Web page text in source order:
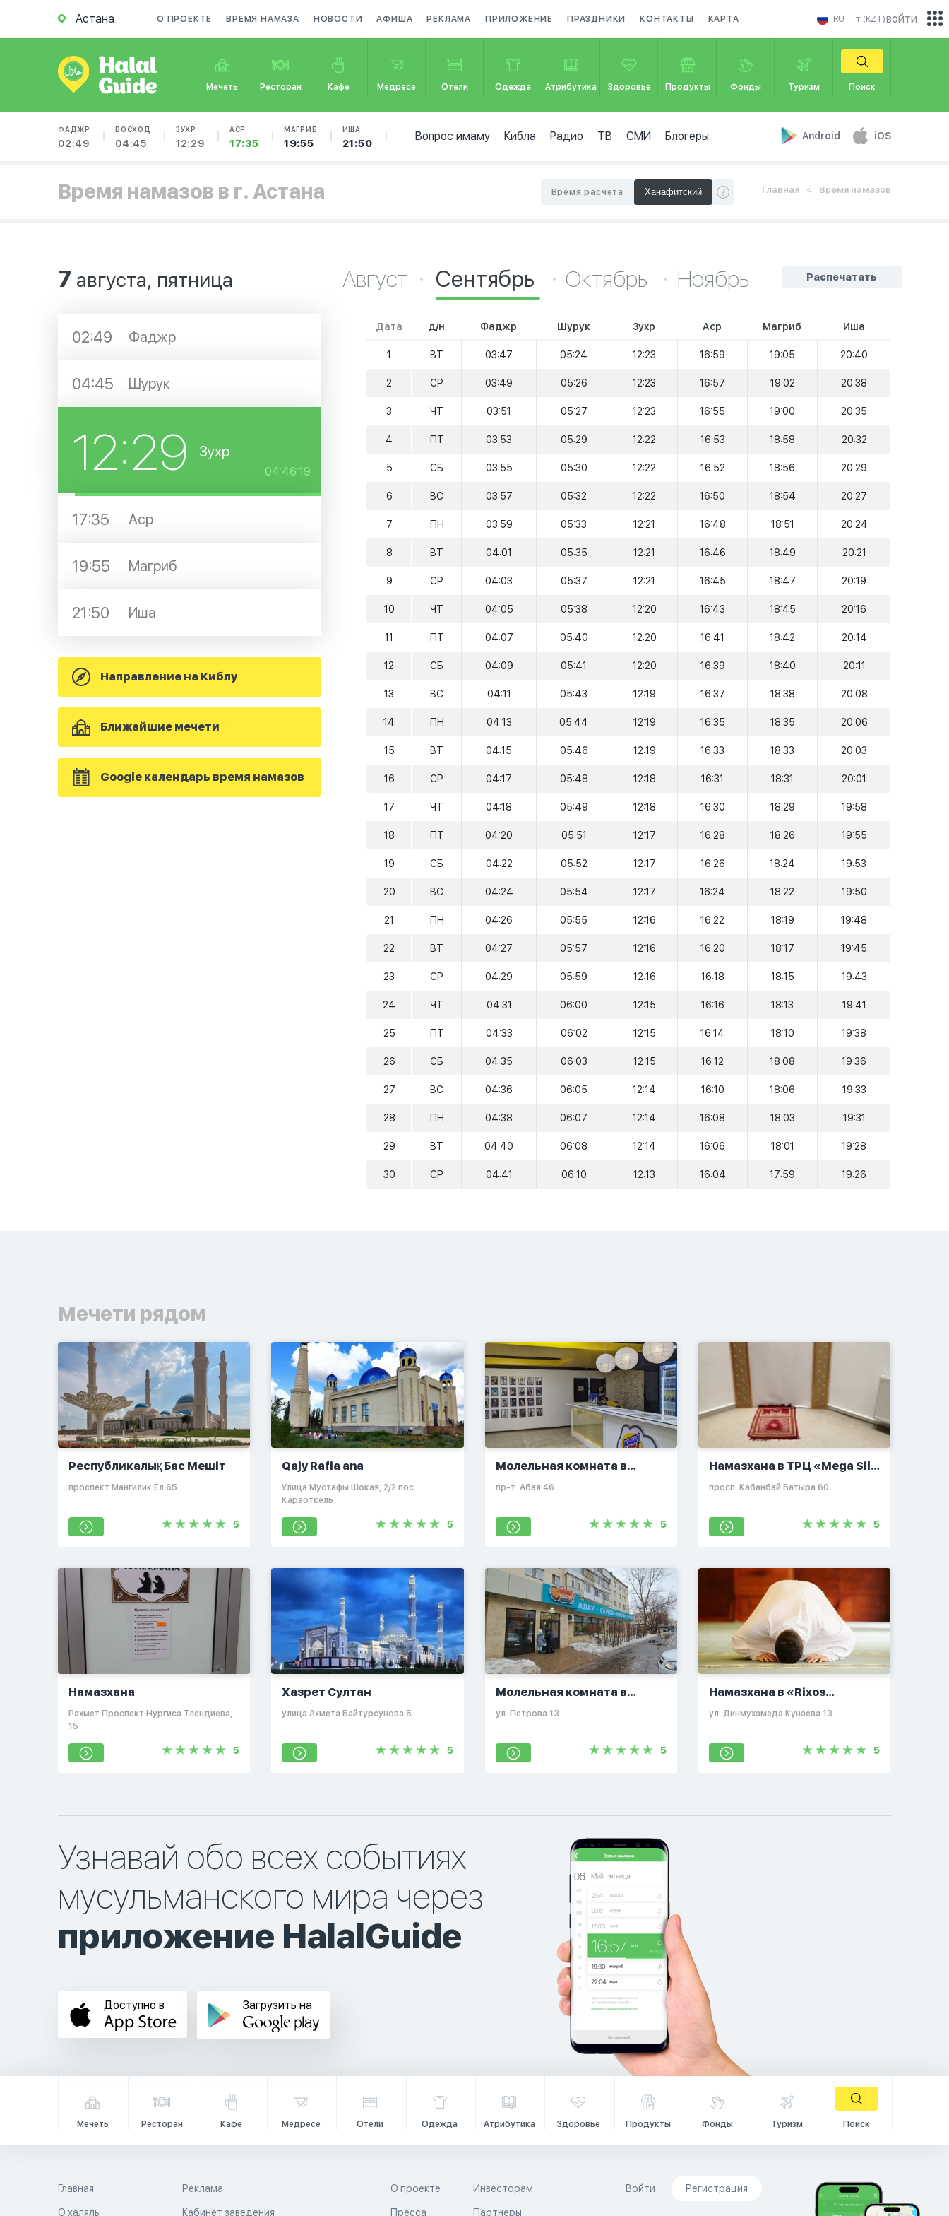
Астана О ПРОЕКТЕ ВРЕМЯ НАМАЗА НОВОСТИ АФИША РЕКЛАМА ПРИЛОЖЕНИЕ ПРАЗДНИКИ КОНТАКТЫ КАРТА RU ₸ (KZT)
Мечеть Ресторан Кафе Медресе Отели Одежда Атрибутика Здоровье Продукты Фонды Туризм Поиск
ФАДЖР
02:49
ВОСХОД
04:45
ЗУХР
12:29
АСР
17:35
МАГРИБ
19:55
ИША
21:50
Вопрос имаму Кибла Радио ТВ СМИ Блогеры Android iOS
войти
Время намазов в г. Астана Главная Время намазов
Время расчета
7 августа, пятница
02:49 Фаджр
04:45 Шурук
12:29 Зухр
04:46:18
17:35 Аср
19:55 Магриб
21:50 Иша
Направление на Киблу
Ближайшие мечети
Google календарь время намазов
Распечатать
Август Сентябрь Октябрь Ноябрь
Дата д/н Фаджр Шурук Зухр Аср Магриб Иша
1 ВТ 03:47 05:24 12:23 16:59 19:05 20:40
2 СР 03:49 05:26 12:23 16:57 19:02 20:38
3 ЧТ 03:51 05:27 12:23 16:55 19:00 20:35
4 ПТ 03:53 05:29 12:22 16:53 18:58 20:32
5 СБ 03:55 05:30 12:22 16:52 18:56 20:29
6 ВС 03:57 05:32 12:22 16:50 18:54 20:27
7 ПН 03:59 05:33 12:21 16:48 18:51 20:24
8 ВТ 04:01 05:35 12:21 16:46 18:49 20:21
9 СР 04:03 05:37 12:21 16:45 18:47 20:19
10 ЧТ 04:05 05:38 12:20 16:43 18:45 20:16
11 ПТ 04:07 05:40 12:20 16:41 18:42 20:14
12 СБ 04:09 05:41 12:20 16:39 18:40 20:11
13 ВС 04:11 05:43 12:19 16:37 18:38 20:08
14 ПН 04:13 05:44 12:19 16:35 18:35 20:06
15 ВТ 04:15 05:46 12:19 16:33 18:33 20:03
16 СР 04:17 05:48 12:18 16:31 18:31 20:01
17 ЧТ 04:18 05:49 12:18 16:30 18:29 19:58
18 ПТ 04:20 05:51 12:17 16:28 18:26 19:55
19 СБ 04:22 05:52 12:17 16:26 18:24 19:53
20 ВС 04:24 05:54 12:17 16:24 18:22 19:50
21 ПН 04:26 05:55 12:16 16:22 18:19 19:48
22 ВТ 04:27 05:57 12:16 16:20 18:17 19:45
23 СР 04:29 05:59 12:16 16:18 18:15 19:43
24 ЧТ 04:31 06:00 12:15 16:16 18:13 19:41
25 ПТ 04:33 06:02 12:15 16:14 18:10 19:38
26 СБ 04:35 06:03 12:15 16:12 18:08 19:36
27 ВС 04:36 06:05 12:14 16:10 18:06 19:33
28 ПН 04:38 06:07 12:14 16:08 18:03 19:31
29 ВТ 04:40 06:08 12:14 16:06 18:01 19:28
30 СР 04:41 06:10 12:13 16:04 17:59 19:26
Мечети рядом
Республикалық Бас Мешіт
проспект Мангилик Ел 65
5
Qajy Rafia ana
​Улица Мустафы Шокая, 2/2​ пос.
Караоткель
5
Молельная комната в
заведении "Korean Street
пр-т. Абая 46
5
Намазхана в ТРЦ «Mega Silk
Way»
просп. Кабанбай Батыра 60
5
Намазхана
​Рахмет​ Проспект Нургиса Тлендиева,
15
5
Хазрет Султан
улица Ахмета Байтурсунова 5
5
Молельная комната в
заведении "Max Plov
ул. Петрова 13
5
Намазхана в «Rixos
President»
ул. Динмухамеда Кунаева 13
5
Узнавай обо всех событиях
мусульманского мира через
приложение HalalGuide
Доступно в Загрузить на
Мечеть Ресторан Кафе Медресе Отели Одежда Атрибутика Здоровье Продукты Фонды Туризм Поиск
Главная
О халяль
Реклама
Кабинет заведения
О проекте
Пресса
Инвесторам
Партнеры
Войти Регистрация